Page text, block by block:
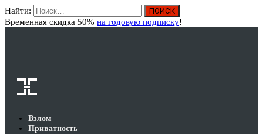
Найти:
Временная скидка 50% на годовую подписку!
Взлом
Приватность